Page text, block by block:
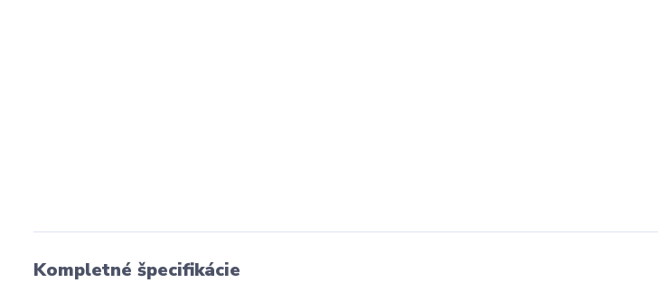
Kompletné špecifikácie